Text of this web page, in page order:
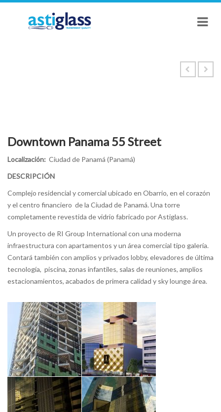
Downtown Panama 55 Street
Localización: Ciudad de Panamá (Panamá)
DESCRIPCIÓN
Complejo residencial y comercial ubicado en Obarrio, en el corazón
y el centro financiero de la Ciudad de Panamá. Una torre
completamente revestida de vidrio fabricado por Astiglass.
Un proyecto de RI Group International con una moderna
infraestructura con apartamentos y un área comercial tipo galería.
Contará también con amplios y privados lobby, elevadores de última
tecnología, piscina, zonas infantiles, salas de reuniones, amplios
estacionamientos, acabados de primera calidad y sky lounge área.